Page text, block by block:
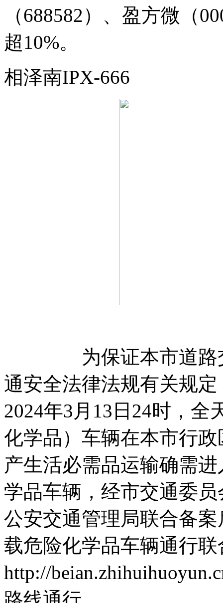
（688582）、盈方微（
超10%。
相泽南IPX-666
为保证本市道路交
通安全法律法规有关规
2024年3月13日24时，
化学品）车辆在本市行
产生活必需品运输确需
学品车辆，经市交通委
公安交通管理局联合备
载危险化学品车辆通行
http://